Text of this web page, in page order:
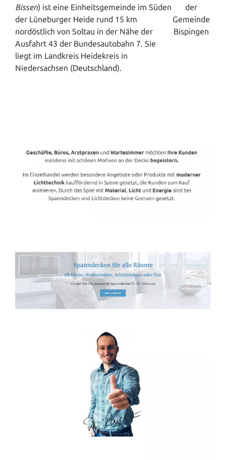
Bissen) ist eine Einheitsgemeinde im Süden
der Lüneburger Heide rund 15 km
nordöstlich von Soltau in der Nähe der
Ausfahrt 43 der Bundesautobahn 7. Sie
liegt im Landkreis Heidekreis in
Niedersachsen (Deutschland).